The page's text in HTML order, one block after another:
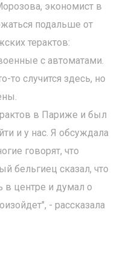
экономист в
подальше от
терактов:
с автоматами.
то случится здесь, но
в Париже и был
и у нас. Я обсуждала
говорят, что
бельгиец сказал, что
центре и думал о
- рассказала